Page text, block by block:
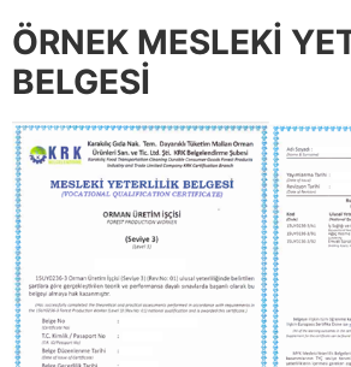
ÖRNEK MESLEKİ
BELGESİ